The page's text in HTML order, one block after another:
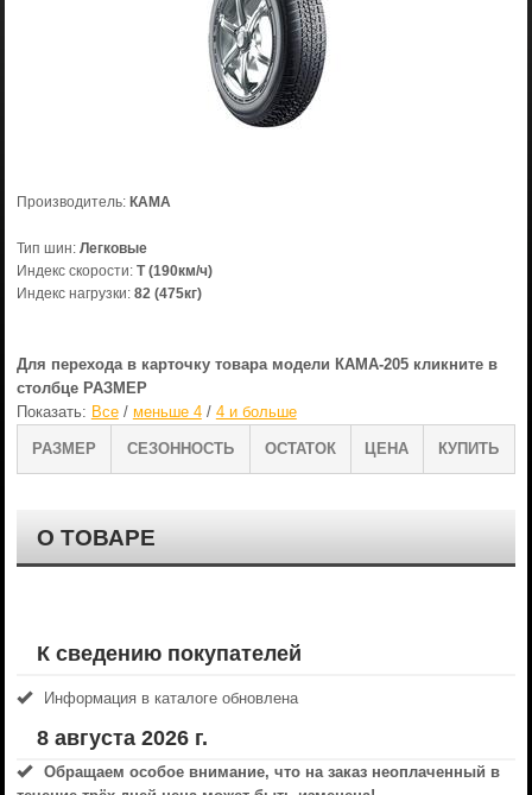
Производитель: КАМА
Тип шин: Легковые
Индекс скорости: T (190км/ч)
Индекс нагрузки: 82 (475кг)
Для перехода в карточку товара модели КАМА-205 кликните в
столбце РАЗМЕР
Показать: Все/ меньше 4/ 4 и больше
РАЗМЕР СЕЗОННОСТЬ ОСТАТОК ЦЕНА КУПИТЬ
О ТОВАРЕ
К сведению покупателей
Информация в каталоге обновлена
8 августа 2026 г.
Обращаем особое внимание, что на заказ неоплаченный в